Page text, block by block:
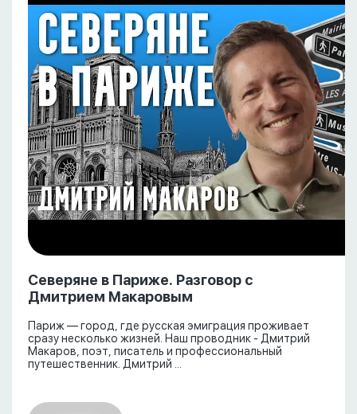
Северяне в Париже. Разговор с
Дмитрием Макаровым
Париж — город, где русская эмиграция проживает
сразу несколько жизней. Наш проводник - Дмитрий
Макаров, поэт, писатель и профессиональный
путешественник. Дмитрий ...